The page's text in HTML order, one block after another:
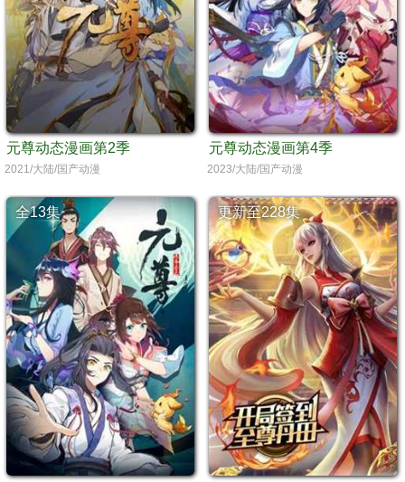
元尊动态漫画第2季
2021/大陆/国产动漫
元尊动态漫画第4季
2023/大陆/国产动漫
全13集 更新至228集